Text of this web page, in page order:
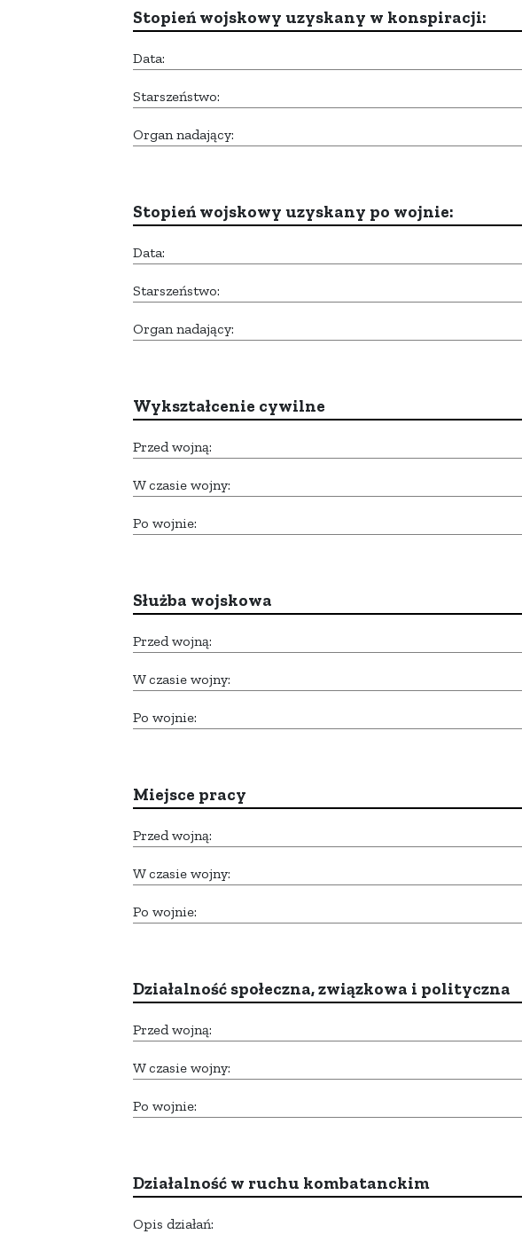
Stopień wojskowy uzyskany w konspiracji:
Data:
Starszeństwo:
Organ nadający:
Stopień wojskowy uzyskany po wojnie:
Data:
Starszeństwo:
Organ nadający:
Wykształcenie cywilne
Przed wojną:
W czasie wojny:
Po wojnie:
Służba wojskowa
Przed wojną:
W czasie wojny:
Po wojnie:
Miejsce pracy
Przed wojną:
W czasie wojny:
Po wojnie:
Działalność społeczna, związkowa i polityczna
Przed wojną:
W czasie wojny:
Po wojnie:
Działalność w ruchu kombatanckim
Opis działań: